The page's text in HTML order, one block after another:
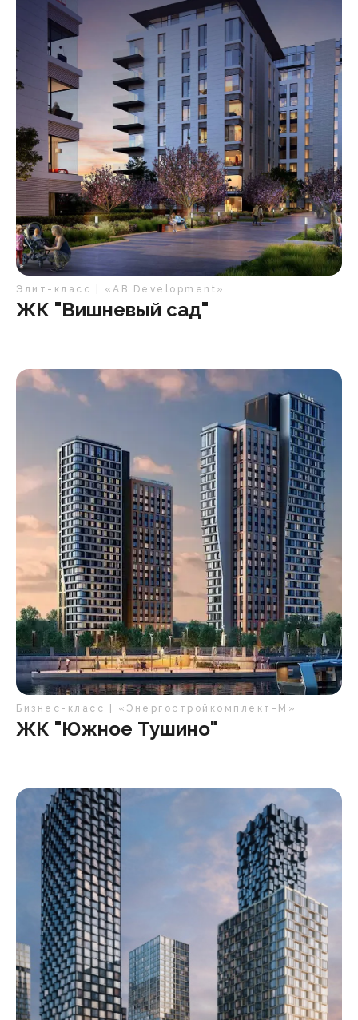
Элит-класс | «AB Development»
ЖК "Вишневый сад"
Бизнес-класс | «Энергостройкомплект-М»
ЖК "Южное Тушино"